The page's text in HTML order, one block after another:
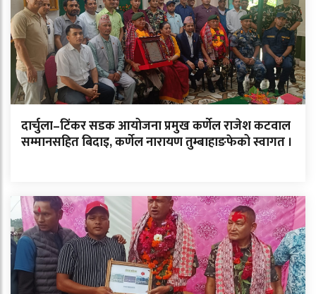
दार्चुला–टिंकर सडक आयोजना प्रमुख कर्णेल राजेश कटवाल
सम्मानसहित बिदाइ, कर्णेल नारायण तुम्बाहाङफेको स्वागत ।